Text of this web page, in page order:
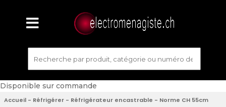
Disponible sur commande
Accueil - Réfrigérer - Réfrigérateur encastrable - Norme CH 55cm